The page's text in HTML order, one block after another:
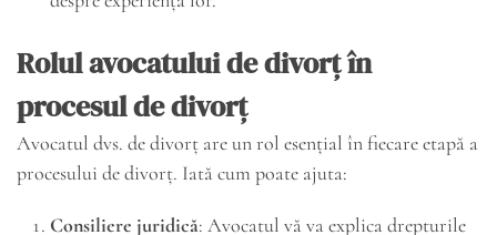
Rolul avocatului de divorț în
procesul de divorț
Avocatul dvs. de divorț are un rol esențial în fiecare etapă a
procesului de divorț. Iată cum poate ajuta:
Consiliere juridică: Avocatul vă va explica drepturile